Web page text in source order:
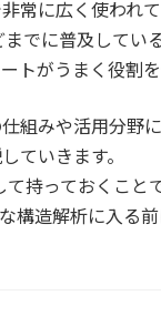
常に広く使われ
でに普及してい
トがうまく役割
組みや活用分野
ていきます。
持っておくこと
構造解析に入る